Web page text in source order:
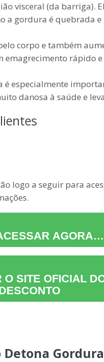
visceral (da barriga).
a gordura é quebrada
corpo e também
emagrecimento rápido
especialmente
danosa à saúde e
logo a seguir para
AGORA…
SITE OFICIAL
Detona Gordura